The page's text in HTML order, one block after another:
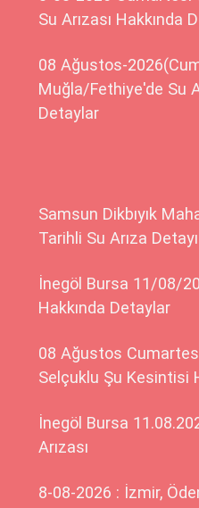
Su Arızası Hakkında
08 Ağustos-
Muğla/Fethiye'de Su
Detaylar
Samsun Dikbıyık
Tarihli Su Arıza Detayı
İnegöl Bursa 11/08/
Hakkında Detaylar
08 Ağustos
Selçuklu Şu Kesintisi
İnegöl Bursa
Arızası
8-08-2026 : İzmir,